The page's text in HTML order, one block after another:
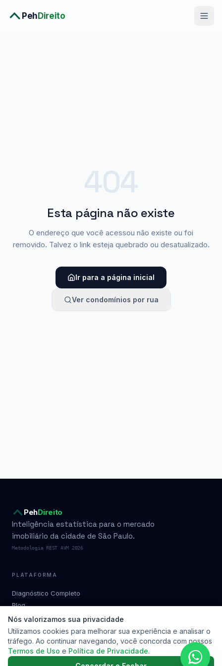
PehDireito
Esta página não existe
O endereço que você acessou não existe ou foi
removido. Talvez o link esteja quebrado ou desatualizado.
Ir para a página inicial
Ver condomínios por rua
PehDireito
Inteligência estatística para o mercado
imobiliário da cidade de São Paulo.
Metodologia REST AVM 2026
PLATAFORMA
Diagnóstico Completo
Blog
Condomínios por bairro
Planos
Metodologia
Soluções
Nós valorizamos sua privacidade
Utilizamos cookies para melhorar sua experiência e analisar o
tráfego. Ao continuar navegando, você concorda com nossos
Termos de Uso e Política de Privacidade.